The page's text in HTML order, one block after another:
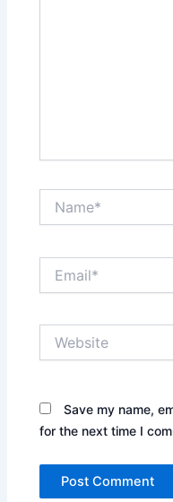
Save my name,
for the next time I